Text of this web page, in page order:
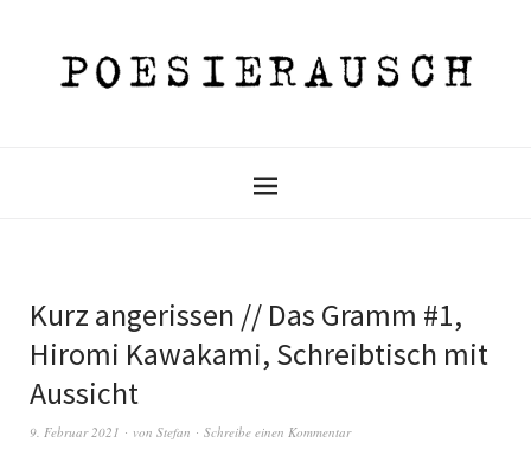
Kurz angerissen // Das Gramm #1,
Hiromi Kawakami, Schreibtisch mit
Aussicht
9. Februar 2021 von Stefan Schreibe einen Kommentar